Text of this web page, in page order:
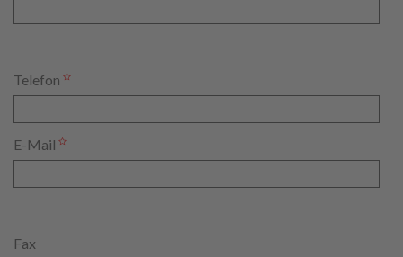
Telefon
E-Mail
Fax